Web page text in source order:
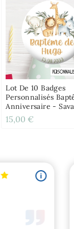
Lot De 10 Badges
Personnalisés
Anniversaire -
15,00 €